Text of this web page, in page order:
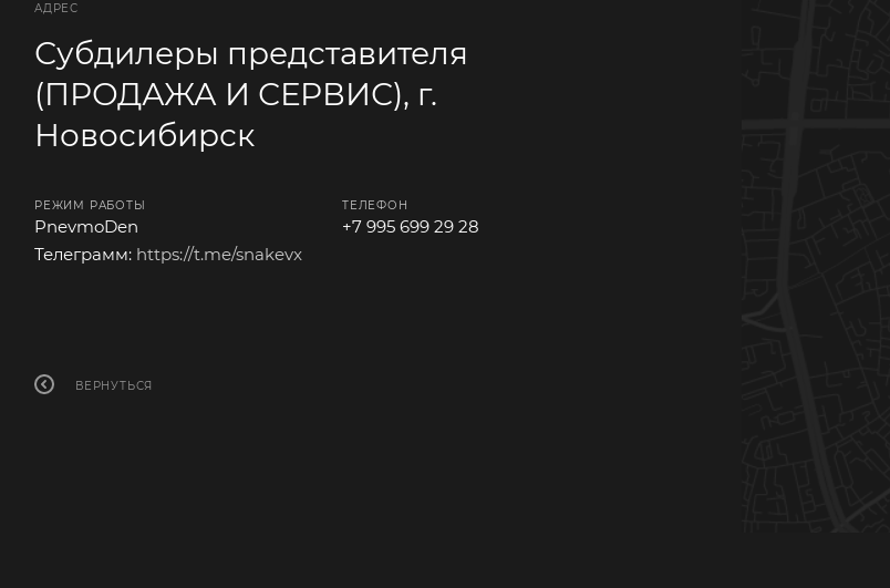
АДРЕС
Субдилеры представителя
(ПРОДАЖА И СЕРВИС), г.
Новосибирск
РЕЖИМ РАБОТЫ
PnevmoDen
Телеграмм: https://t.me/snakevx
ТЕЛЕФОН
+7 995 699 29 28
ВЕРНУТЬСЯ